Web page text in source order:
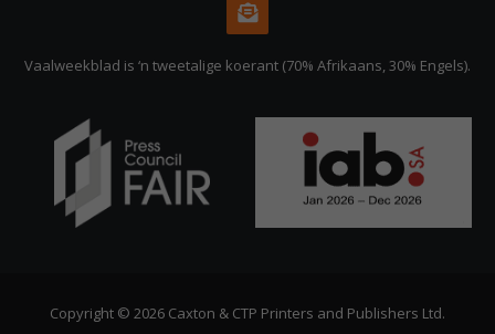
Vaalweekblad is ‘n tweetalige koerant (70% Afrikaans, 30% Engels).
Copyright © 2026 Caxton & CTP Printers and Publishers Ltd.